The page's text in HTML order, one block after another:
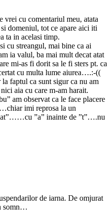
vrei cu comentariul meu, atata
domeniul, tot ce apare aici iti
ta in acelasi timp.
cu streangul, mai bine ca ai
ia valul, ba mai mult decat atat
mi-as fi dorit sa le fi sters pt. ca
cu multa lume aiurea….:-((
faptul ca sunt sigur ca nu am
aia cu care m-am harait.
am observat ca le face placere
imi reprosa la un
”a” inainte de ”t”….nu
de iarna. De omjurat
somn…